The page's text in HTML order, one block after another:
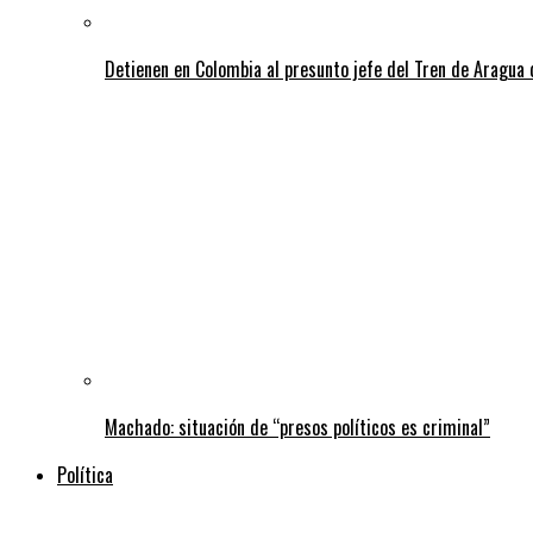
Detienen en Colombia al presunto jefe del Tren de Aragua
Machado: situación de “presos políticos es criminal”
Política